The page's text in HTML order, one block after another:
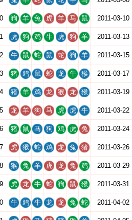
狗 羊 兔 虎 羊 马 鼠 2011-03-10
虎 狗 鸡 牛 虎 狗 羊 2011-03-13
牛 鼠 蛇 鼠 蛇 狗 羊 2011-03-15
猪 鸡 鼠 蛇 龙 牛 猴 2011-03-17
猪 羊 鸡 龙 猴 龙 猴 2011-03-19
龙 羊 狗 马 虎 虎 牛 2011-03-22
猪 鼠 马 狗 鸡 虎 兔 2011-03-24
虎 猴 蛇 鸡 龙 兔 猪 2011-03-26
猴 兔 羊 虎 龙 兔 鸡 2011-03-29
虎 龙 牛 蛇 狗 鼠 猴 2011-03-31
牛 鸡 牛 龙 龙 兔 蛇 2011-04-02